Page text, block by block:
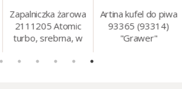
Zapalniczka żarowa
2111205 Atomic
turbo, srebrna, w
Artina kufel do piwa
93365 (93314)
"Grawer"